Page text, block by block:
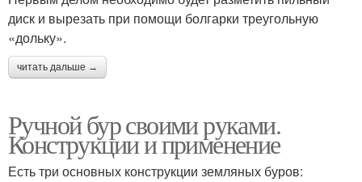
диск и вырезать при помощи болгарки треугольную
«дольку».
читать дальше →
Ручной бур своими руками.
Конструкции и применение
Есть три основных конструкции земляных буров: